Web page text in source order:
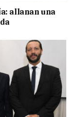
allanan una